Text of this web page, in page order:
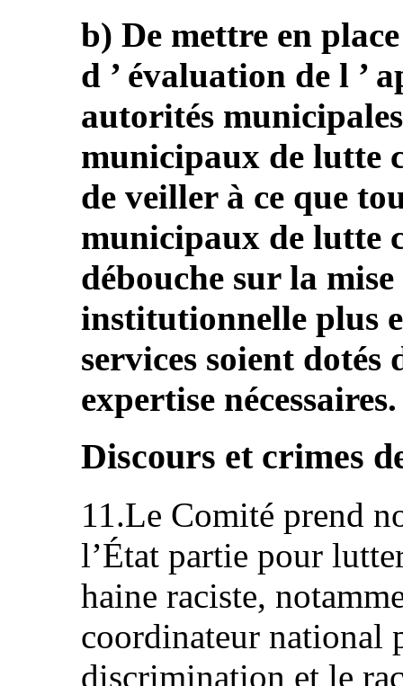
b) De mettre en
d ’ évaluation de l ’
autorités
municipaux de lutte
de veiller à ce que
municipaux de lutte
débouche sur la
institutionnelle plus
services soient dotés
expertise nécessaires.
Discours et crimes
11.Le Comité prend
l’État partie pour
haine raciste,
coordinateur national
discrimination et le